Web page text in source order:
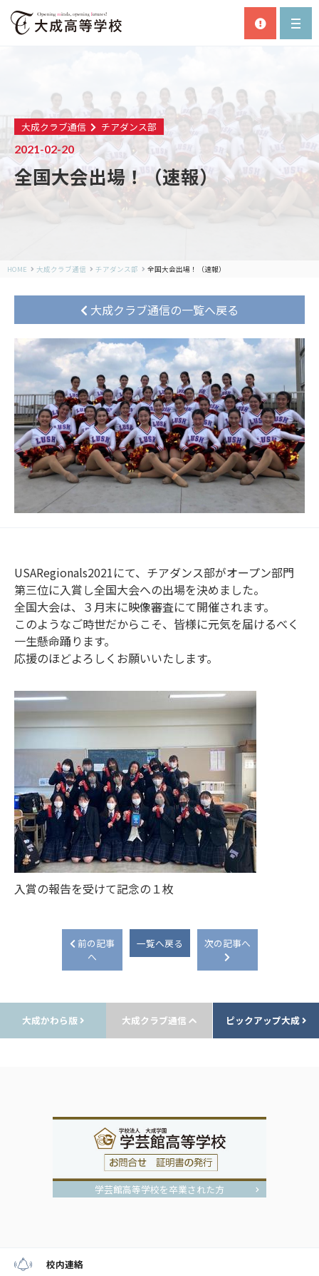
大成クラブ通信
チアダンス部
2021-02-20
全国大会出場！（速報）
HOME 大成クラブ通信 チアダンス部 全国大会出場！（速報）
大成クラブ通信の一覧へ戻る
USARegionals2021にて、チアダンス部がオープン部門
第三位に入賞し全国大会への出場を決めました。
全国大会は、３月末に映像審査にて開催されます。
このようなご時世だからこそ、皆様に元気を届けるべく
一生懸命踊ります。
応援のほどよろしくお願いいたします。
入賞の報告を受けて記念の１枚
前の記事
へ
一覧へ戻る 次の記事へ
大成かわら版 大成クラブ通信 ピックアップ大成
学芸館高等学校を卒業された方
校内連絡